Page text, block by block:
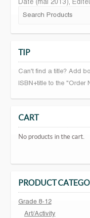
Date (mai 2013),
TIP
Can't find a title? Add
ISBN+title to the "Order
CART
No products in the cart.
PRODUCT
Grade 8-12
Art/Activity